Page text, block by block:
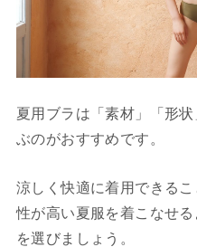
夏用ブラは「素材」「形
ぶのがおすすめです。
涼しく快適に着用できる
性が高い夏服を着こなせ
を選びましょう。